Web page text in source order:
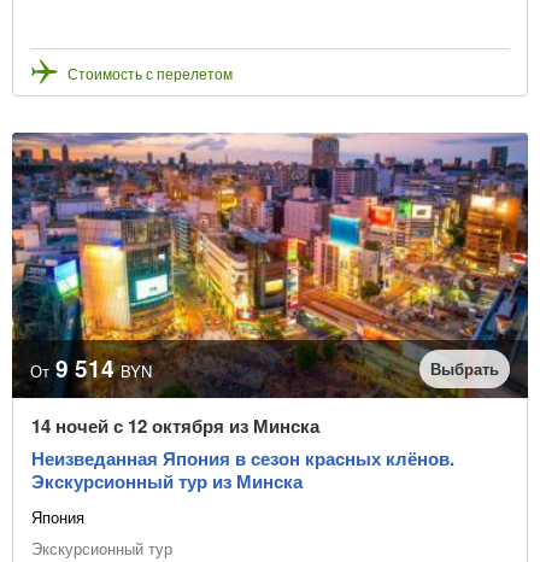
Стоимость с перелетом
От 9 514 BYN Выбрать
14 ночей с 12 октября из Минска
Неизведанная Япония в сезон красных клёнов.
Экскурсионный тур из Минска
Япония
Экскурсионный тур